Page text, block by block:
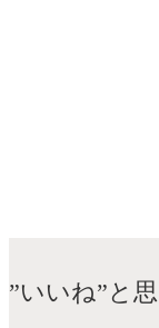
”いいね”と